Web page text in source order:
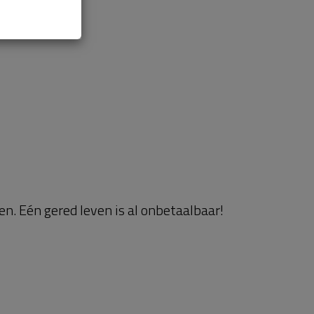
Eén gered leven is al onbetaalbaar!